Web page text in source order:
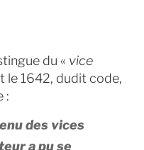
du « vice
le 1642, dudit code,
:
des vices
a pu se